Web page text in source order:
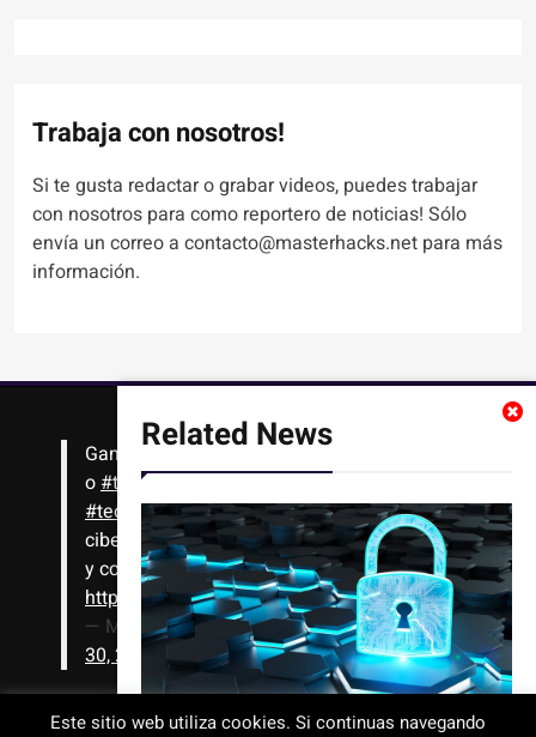
Related News
Trabaja con nosotros!
Si te gusta redactar o grabar videos, puedes trabajar
con nosotros para como reportero de noticias! Sólo
envía un correo a contacto@masterhacks.net para más
información.
Gana #Bitcoinsolo con leer artículos, noticias
o #tutorialesinteresantes de ciencia,
#tecnología,#criptomonedas, seguridad
cibernética y más!! Sólo tienes que registrarte
y comenzar a navegar
https://t.co/1KjkllJEit
— Masterhacks (@Masterhacks_net)August
30, 2020
Este sitio web utiliza cookies. Si continuas navegando